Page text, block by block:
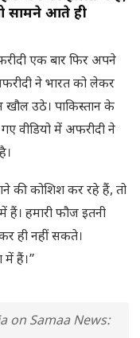
सामने आते ही
एक बार फिर अपने
ने भारत को लेकर
खौल उठे। पाकिस्तान के
वीडियो में अफरीदी ने
की कोशिश कर रहे हैं, तो
हमारी फौज इतनी
कर ही नहीं सकते।
में हैं।”
on Samaa News: